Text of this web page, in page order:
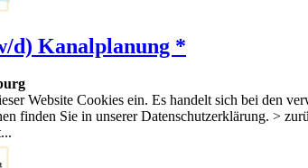
d) Kanalplanung *
Website Cookies ein. Es handelt sich bei den
finden Sie in unserer Datenschutzerklärung. >